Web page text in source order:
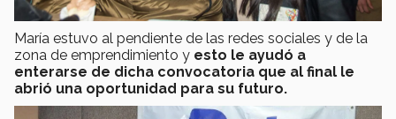
María estuvo al pendiente de las redes sociales y de la
zona de emprendimiento y esto le ayudó a
enterarse de dicha convocatoria que al final le
abrió una oportunidad para su futuro.